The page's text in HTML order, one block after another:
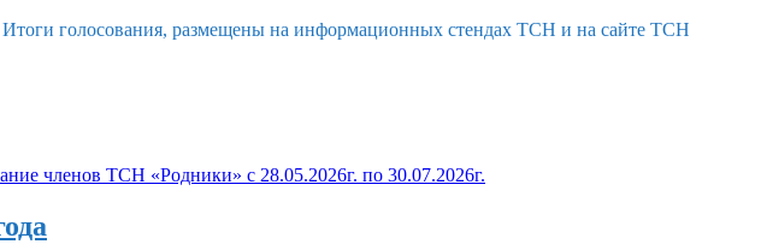
голосования, размещены на информационных стендах ТСН и на сайте ТСН
членов ТСН «Родники» с 28.05.2026г. по 30.07.2026г.